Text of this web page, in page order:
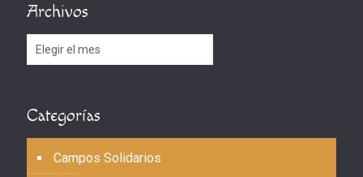
Archivos
Archivos
Categorías
Campos Solidarios